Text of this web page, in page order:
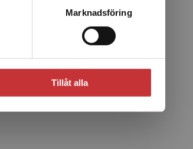
Marknadsföring
Tillåt alla